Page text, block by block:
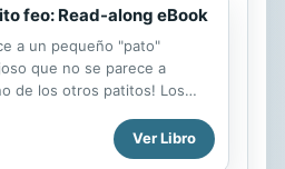
feo: Read-along eBook
a un pequeño "pato"
que no se parece a
de los otros patitos! Los
deberían juzgar a alguien por
con este libro ilustrado
Ver Libro